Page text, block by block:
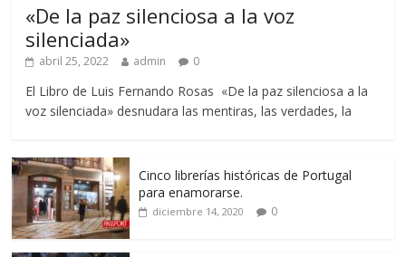
«De la paz silenciosa a la voz
silenciada»
abril 25, 2022 admin 0
El Libro de Luis Fernando Rosas «De la paz silenciosa a la
voz silenciada» desnudara las mentiras, las verdades, la
Cinco librerías históricas de Portugal
para enamorarse.
diciembre 14, 2020 0